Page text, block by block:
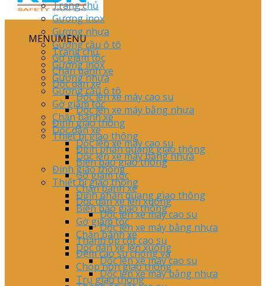
MENUMENU
Trang chủ
Gương inox
Gương nhựa
Gương cầu ô tô
Gờ giảm tốc
Chặn bánh xe
Dốc dẫn xe
Dốc lên xe máy cao su
Dốc lên xe máy bằng nhựa
Đinh giao thông
Thiết bị giao thông
Đinh phản quang giao thông
Biển báo giao thông
Gờ giảm tốc
Chặn bánh xe
Dốc dẫn xe lên xuống
Dốc lên xe máy cao su
Dốc lên xe máy bằng nhựa
Trang chủ
Gương inox
Gương nhựa
Gương cầu ô tô
Gờ giảm tốc
Chặn bánh xe
Dốc dẫn xe
Dốc lên xe máy cao su
Dốc lên xe máy bằng nhựa
Đinh giao thông
Thiết bị giao thông
Đinh phản quang giao thông
Biển báo giao thông
Gờ giảm tốc
Chặn bánh xe
Dốc dẫn xe lên xuống
Dốc lên xe máy cao su
Dốc lên xe máy bằng nhựa
Thanh ốp cột cao su
Đệm cao su chống va
Chóp nón giao thông
Trụ giao thông